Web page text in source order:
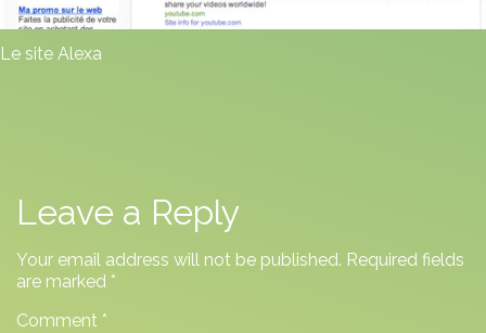
Le site Alexa
Leave a Reply
Your email address will not be published. Required fields
are marked *
Comment *